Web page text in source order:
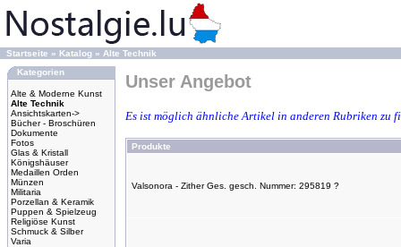
Startseite » Katalog » Alte Technik
Kategorien
Alte & Moderne Kunst
Alte Technik
Ansichtskarten->
Bücher - Broschüren
Dokumente
Fotos
Glas & Kristall
Königshäuser
Medaillen Orden
Münzen
Militaria
Porzellan & Keramik
Puppen & Spielzeug
Religiöse Kunst
Schmuck & Silber
Varia
Unser Angebot
Es ist möglich ähnliche Artikel in anderen Rubriken zu
Produkte
Valsonora - Zither Ges. gesch. Nummer: 295819 ?